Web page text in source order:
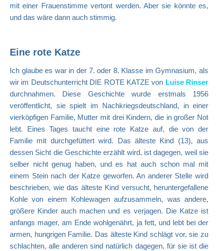
mit einer Frauenstimme vertont werden. Aber sie könnte es,
und das wäre dann auch stimmig.
Eine rote Katze
Ich glaube es war in der 7. oder 8. Klasse im Gymnasium, als
wir im Deutschunterricht DIE ROTE KATZE von Luise Rinser
durchnahmen. Diese Geschichte wurde erstmals 1956
veröffentlicht, sie spielt im Nachkriegsdeutschland, in einer
vierköpfigen Familie, Mutter mit drei Kindern, die in großer Not
lebt. Eines Tages taucht eine rote Katze auf, die von der
Familie mit durchgefüttert wird. Das älteste Kind (13), aus
dessen Sicht die Geschichte erzählt wird, ist dagegen, weil sie
selber nicht genug haben, und es hat auch schon mal mit
einem Stein nach der Katze geworfen. An anderer Stelle wird
beschrieben, wie das älteste Kind versucht, heruntergefallene
Kohle von einem Kohlewagen aufzusammeln, was andere,
größere Kinder auch machen und es verjagen. Die Katze ist
anfangs mager, am Ende wohlgenährt, ja fett, und lebt bei der
armen, hungrigen Familie. Das älteste Kind schlägt vor, sie zu
schlachten, alle anderen sind natürlich dagegen, für sie ist die